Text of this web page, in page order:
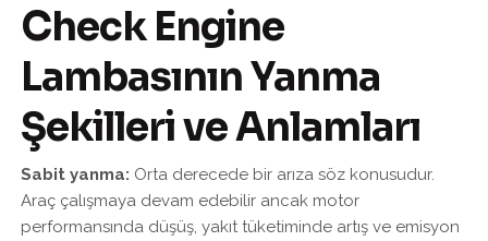
Check Engine
Lambasının Yanma
Şekilleri ve Anlamları
Sabit yanma: Orta derecede bir arıza söz konusudur.
Araç çalışmaya devam edebilir ancak motor
performansında düşüş, yakıt tüketiminde artış ve emisyon